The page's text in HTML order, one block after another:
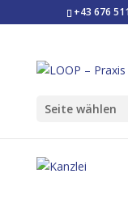
+43 676
Seite wählen